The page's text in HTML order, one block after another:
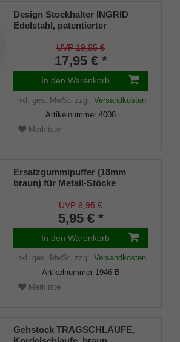
Design Stockhalter INGRID
Edelstahl, patentierter
(18 - 22mm), Weichgummi
UVP 19,95 €
17,95 € *
In den Warenkorb
inkl. ges. MwSt. zzgl. Versandkosten
Artikelnummer 4008
Merkliste
Ersatzgummipuffer (18mm
braun) für Metall-Stöcke
ca. 18mm) mit Metalleinlage
(VE 1 Stück)
UVP 6,95 €
5,95 € *
In den Warenkorb
inkl. ges. MwSt. zzgl. Versandkosten
Artikelnummer 1946-B
Merkliste
Gehstock TRAGSCHLAUFE,